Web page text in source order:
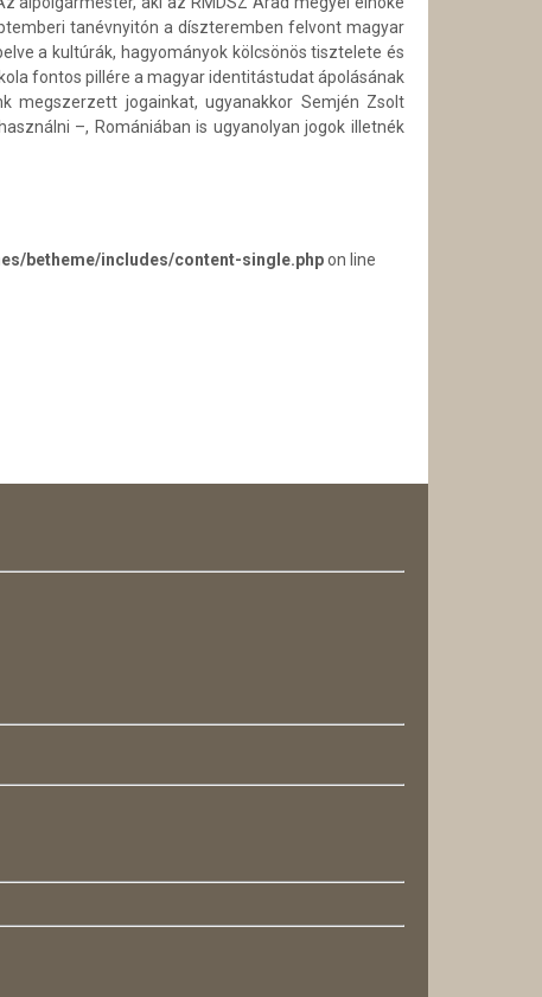
tanévnyitón a díszteremben felvont magyar
a kultúrák, hagyományok kölcsönös tisztelete és
fontos pillére a magyar identitástudat ápolásának
megszerzett jogainkat, ugyanakkor Semjén Zsolt
–, Romániában is ugyanolyan jogok illetnék
betheme/includes/content-single.phpon line